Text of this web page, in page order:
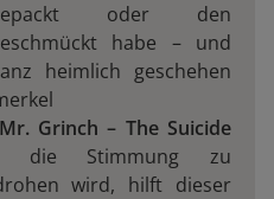
oder den
habe – und
heimlich geschehen
Grinch – The Suicide
die Stimmung zu
wird, hilft dieser